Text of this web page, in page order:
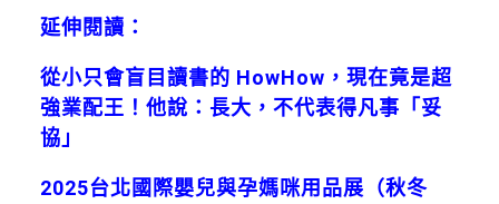
延伸閱讀：
從小只會盲目讀書的 HowHow，現在竟是超
強業配王！他說：長大，不代表得凡事「妥
協」
2025台北國際嬰兒與孕媽咪用品展（秋冬